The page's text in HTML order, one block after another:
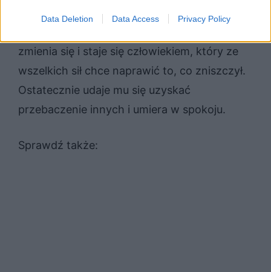
Data Deletion Data Access Privacy Policy
popełnia największy błąd swojego życia,
zmienia się i staje się człowiekiem, który ze
wszelkich sił chce naprawić to, co zniszczył.
Ostatecznie udaje mu się uzyskać
przebaczenie innych i umiera w spokoju.
Sprawdź także: